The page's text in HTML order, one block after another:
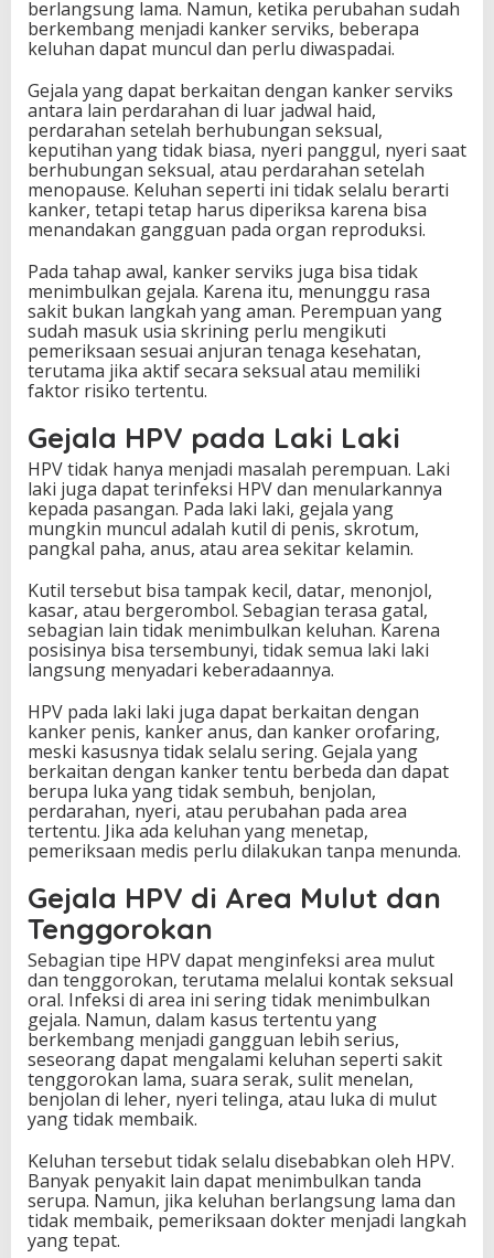
berlangsung lama. Namun, ketika perubahan sudah
berkembang menjadi kanker serviks, beberapa
keluhan dapat muncul dan perlu diwaspadai.
Gejala yang dapat berkaitan dengan kanker serviks
antara lain perdarahan di luar jadwal haid,
perdarahan setelah berhubungan seksual,
keputihan yang tidak biasa, nyeri panggul, nyeri saat
berhubungan seksual, atau perdarahan setelah
menopause. Keluhan seperti ini tidak selalu berarti
kanker, tetapi tetap harus diperiksa karena bisa
menandakan gangguan pada organ reproduksi.
Pada tahap awal, kanker serviks juga bisa tidak
menimbulkan gejala. Karena itu, menunggu rasa
sakit bukan langkah yang aman. Perempuan yang
sudah masuk usia skrining perlu mengikuti
pemeriksaan sesuai anjuran tenaga kesehatan,
terutama jika aktif secara seksual atau memiliki
faktor risiko tertentu.
Gejala HPV pada Laki Laki
HPV tidak hanya menjadi masalah perempuan. Laki
laki juga dapat terinfeksi HPV dan menularkannya
kepada pasangan. Pada laki laki, gejala yang
mungkin muncul adalah kutil di penis, skrotum,
pangkal paha, anus, atau area sekitar kelamin.
Kutil tersebut bisa tampak kecil, datar, menonjol,
kasar, atau bergerombol. Sebagian terasa gatal,
sebagian lain tidak menimbulkan keluhan. Karena
posisinya bisa tersembunyi, tidak semua laki laki
langsung menyadari keberadaannya.
HPV pada laki laki juga dapat berkaitan dengan
kanker penis, kanker anus, dan kanker orofaring,
meski kasusnya tidak selalu sering. Gejala yang
berkaitan dengan kanker tentu berbeda dan dapat
berupa luka yang tidak sembuh, benjolan,
perdarahan, nyeri, atau perubahan pada area
tertentu. Jika ada keluhan yang menetap,
pemeriksaan medis perlu dilakukan tanpa menunda.
Gejala HPV di Area Mulut dan
Tenggorokan
Sebagian tipe HPV dapat menginfeksi area mulut
dan tenggorokan, terutama melalui kontak seksual
oral. Infeksi di area ini sering tidak menimbulkan
gejala. Namun, dalam kasus tertentu yang
berkembang menjadi gangguan lebih serius,
seseorang dapat mengalami keluhan seperti sakit
tenggorokan lama, suara serak, sulit menelan,
benjolan di leher, nyeri telinga, atau luka di mulut
yang tidak membaik.
Keluhan tersebut tidak selalu disebabkan oleh HPV.
Banyak penyakit lain dapat menimbulkan tanda
serupa. Namun, jika keluhan berlangsung lama dan
tidak membaik, pemeriksaan dokter menjadi langkah
yang tepat.